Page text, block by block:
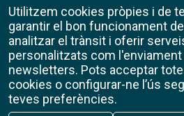
Utilitzem cookies pròpies i de
garantir el bon funcionament
analitzar el trànsit i oferir
personalitzats com l'enviament
newsletters. Pots acceptar
cookies o configurar-ne l’ús
teves preferències.